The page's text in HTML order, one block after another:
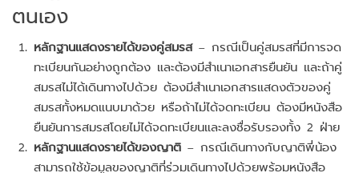
ตนเอง
หลักฐานแสดงรายได้ของคู่สมรส– กรณีเป็นคู่สมรสที่มีการจด
ทะเบียนกันอย่างถูกต้อง และต้องมีสำเนาเอกสารยืนยัน และถ้าคู่
สมรสไม่ได้เดินทางไปด้วย ต้องมีสำเนาเอกสารแสดงตัวของคู่
สมรสทั้งหมดแนบมาด้วย หรือถ้าไม่ได้จดทะเบียน ต้องมีหนังสือ
ยืนยันการสมรสโดยไม่ได้จดทะเบียนและลงชื่อรับรองทั้ง 2 ฝ่าย
หลักฐานแสดงรายได้ของญาติ – กรณีเดินทางกับญาติพี่น้อง
สามารถใช้ข้อมูลของญาติที่ร่วมเดินทางไปด้วยพร้อมหนังสือ